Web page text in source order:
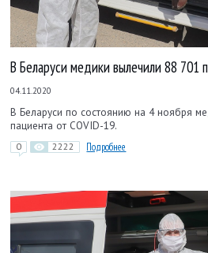
В Беларуси медики вылечили 88 701
04.11.2020
В Беларуси по состоянию на 4 ноября
пациента от COVID-19.
0 2222 Подробнее